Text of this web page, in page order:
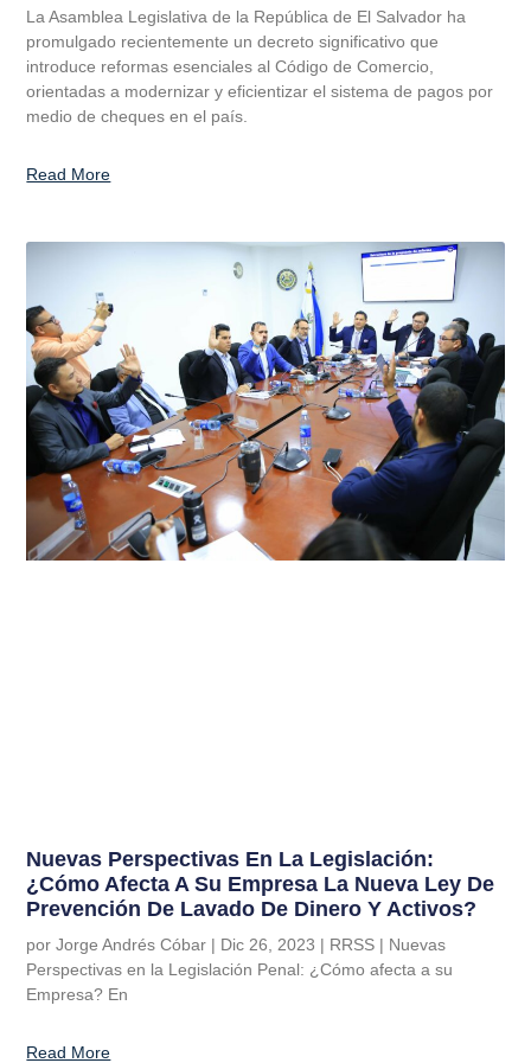
La Asamblea Legislativa de la República de El Salvador ha
promulgado recientemente un decreto significativo que
introduce reformas esenciales al Código de Comercio,
orientadas a modernizar y eficientizar el sistema de pagos por
medio de cheques en el país.
Read More
Nuevas Perspectivas En La Legislación:
¿Cómo Afecta A Su Empresa La Nueva Ley De
Prevención De Lavado De Dinero Y Activos?
por Jorge Andrés Cóbar | Dic 26, 2023 | RRSS | Nuevas
Perspectivas en la Legislación Penal: ¿Cómo afecta a su
Empresa? En
Read More